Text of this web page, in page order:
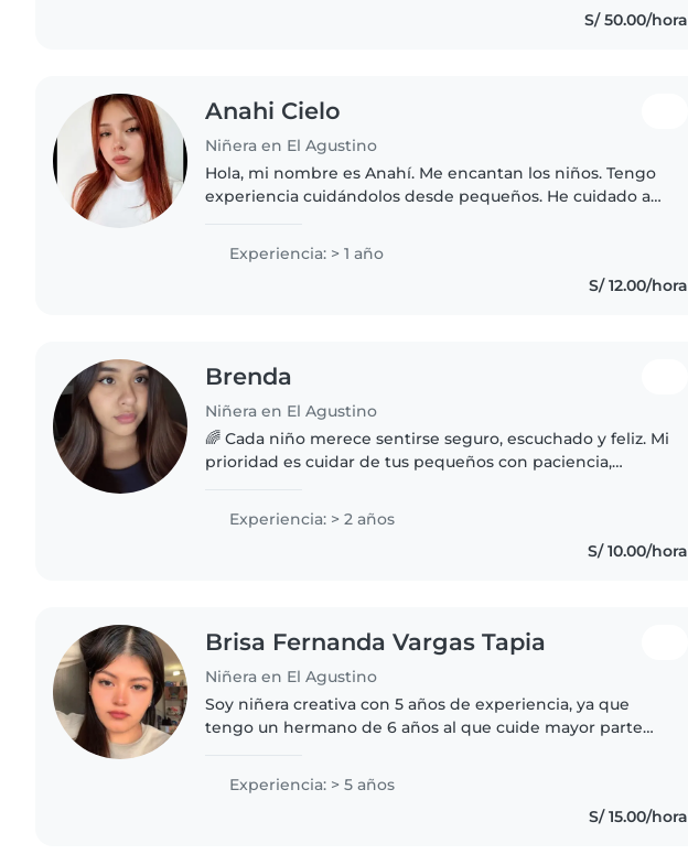
S/ 50.00/hora
Anahi Cielo
Niñera en El Agustino
Hola, mi nombre es Anahí. Me encantan los niños. Tengo
experiencia cuidándolos desde pequeños. He cuidado a
con ellos, los llevaba..
Experiencia: > 1 año
S/ 12.00/hora
Brenda
Niñera en El Agustino
🌈 Cada niño merece sentirse seguro, escuchado y feliz. Mi
prioridad es cuidar de tus pequeños con paciencia,
aprendizaje, diversión..
Experiencia: > 2 años
S/ 10.00/hora
Brisa Fernanda Vargas Tapia
Niñera en El Agustino
Soy niñera creativa con 5 años de experiencia, ya que
tengo un hermano de 6 años al que cuide mayor parte
Experiencia: > 5 años
S/ 15.00/hora